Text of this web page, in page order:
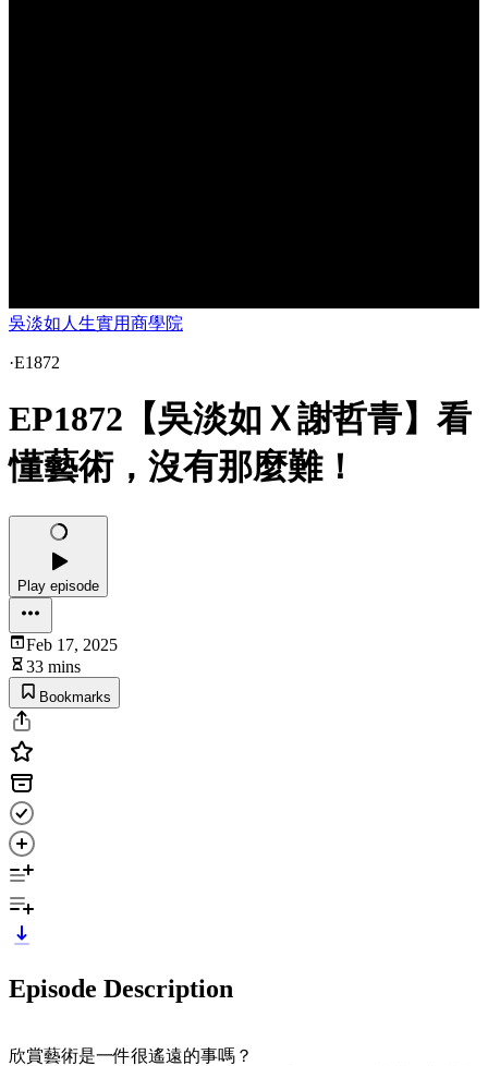
吳淡如人生實用商學院
·E1872
EP1872【吳淡如Ｘ謝哲青】看
懂藝術，沒有那麼難！
Play episode
Feb 17, 2025
33 mins
Bookmarks
Episode Description
欣賞藝術是一件很遙遠的事嗎？